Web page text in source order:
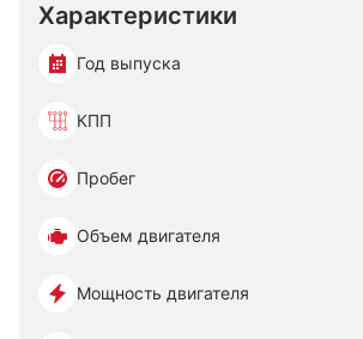
Характеристики
Год выпуска
КПП
Пробег
Объем двигателя
Мощность двигателя